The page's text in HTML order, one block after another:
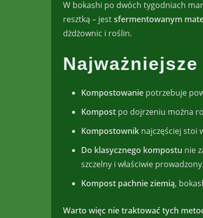
W bokashi po dwóch tygodniach
resztką – jestsfermentowanym
dżdżownic i roślin.
Kompostowanie potrzebuje
Kompost po dojrzeniu można
Kompostownik najczęściej stoi
Do klasycznego kompostu nie
szczelny i właściwie prowadzony.
Kompost pachnie ziemią,
Warto więc nie traktować tych